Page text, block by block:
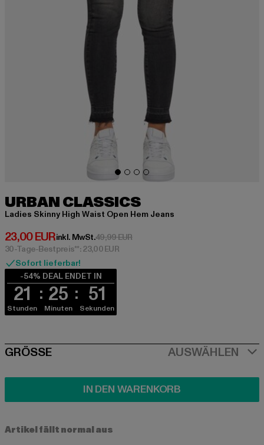
URBAN CLASSICS
Ladies Skinny High Waist Open Hem Jeans
23,00 EUR
Derzeitiger Preis: 23,00 EUR
inkl. MwSt.49,99 EURAktionspreis: 49,99 EUR
30-Tage-Bestpreis**: 23,00 EUR
Sofort lieferbar!
-54% DEAL ENDET IN
21
Stunden
25
Minuten
51
Sekunden
SIZE
GRÖSSE AUSWÄHLEN
IN DEN WARENKORB
Artikel fällt normal aus